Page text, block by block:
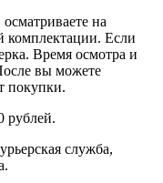
на
комплектации. Если
Время осмотра и
вы можете
покупки.
рублей.
служба,